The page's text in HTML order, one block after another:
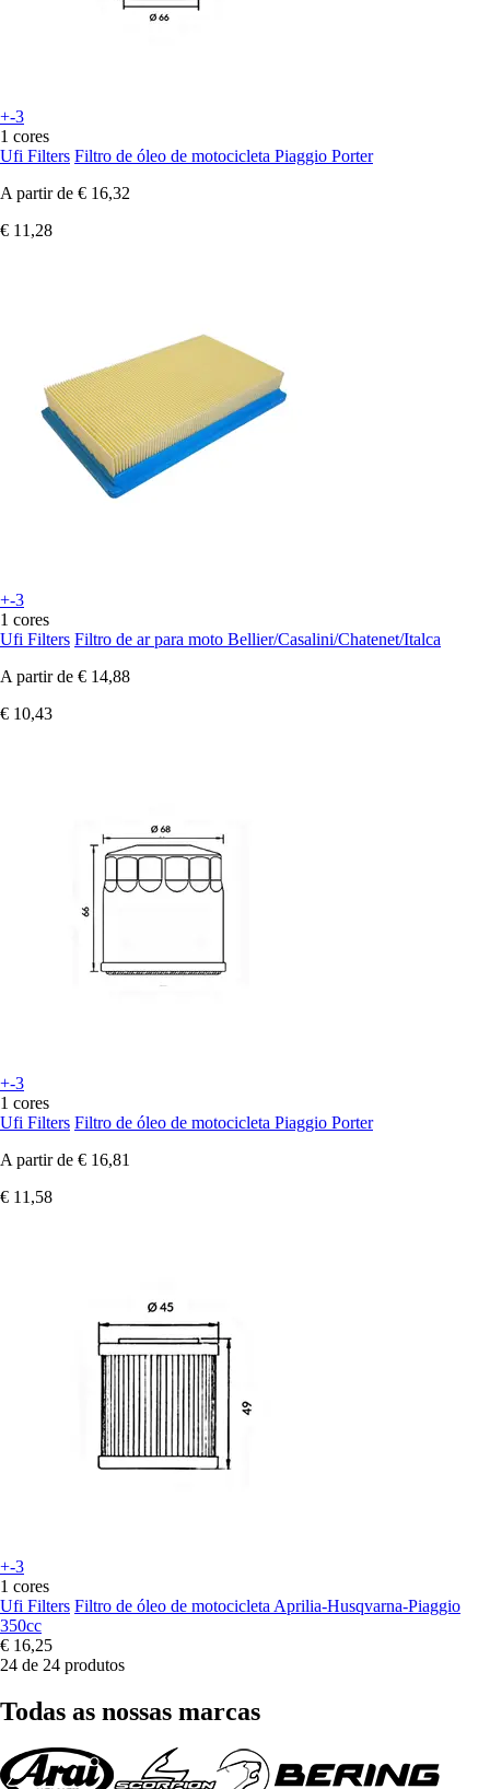
+-3
1 cores
Ufi Filters Filtro de óleo de motocicleta Piaggio Porter
A partir de € 16,32
€ 11,28
+-3
1 cores
Ufi Filters Filtro de ar para moto Bellier/Casalini/Chatenet/Italca
A partir de € 14,88
€ 10,43
+-3
1 cores
Ufi Filters Filtro de óleo de motocicleta Piaggio Porter
A partir de € 16,81
€ 11,58
+-3
1 cores
Ufi Filters Filtro de óleo de motocicleta Aprilia-Husqvarna-Piaggio
350cc
€ 16,25
24 de 24 produtos
Todas as nossas marcas